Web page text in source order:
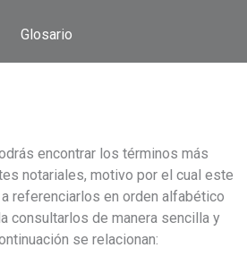
Glosario
encontrar los términos más
notariales, motivo por el cual este
referenciarlos en orden alfabético
consultarlos de manera sencilla y
se relacionan: